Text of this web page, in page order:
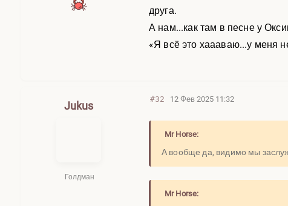
друга.
А нам...как там в песне у
«Я всё это хаааваю...у меня
Jukus
Голдман
#32 12 Фев 2025 11:32
Mr Horse:
А вообще да, видимо мы
Mr Horse: